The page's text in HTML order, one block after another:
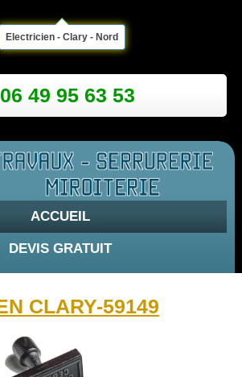
Electricien - Clary - Nord
06 49 95 63 53
ACCUEIL
DEVIS GRATUIT
CLARY-59149